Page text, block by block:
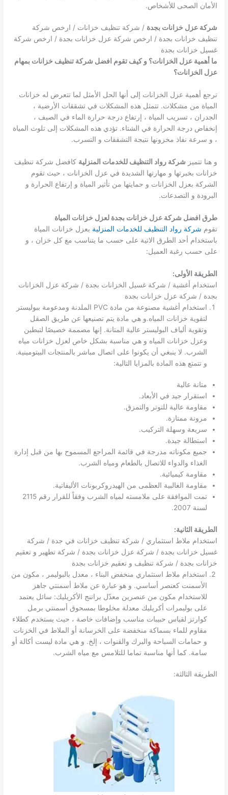
الأمان الصحى للأشخاص.
شركة عزل خزانات بجدة / شركة تنظيف خزانات / ارخص شركة
تنظيف خزانات بجدة / ارخص شركة عزل خزانات بجدة / ارخص شركة
غسيل خزانات بجدة
ما أهمية عزل الخزانات؟ و كيف تقوم افضل شركة تنظيف خزانات بمهام
عزل الخزانات؟
ترجع أهمية عزل الخزانات إلى أنها الحل الأمثل لما تتعرض له خزانات
المياة من مشكلات. تتمثل هذه المشكلات في تشققات الأرضية ،
الجدران ، تسريب المياة ، إرتفاع درجة حرارة الماء في الصيف ،
إنخفاض درجة الحرارة في الشتاء. تؤدي هذه المشكلات إلى تلوث المياة
، و سرعة نفاذ مخزونها نتيجة التشققات و التسرب.
و هنا تتميز شركة رواد التنظيف للخدمات المنزلية كافضل شركة تنظيف
خزانات بخبرتها و مهارتها الشديدة في عزل الخزانات ، حيث تقوم
الشركة بعزل الخزانات و حمايتها من تأثير المياة و إرتفاع الحرارة و
البرودة و التصدعات.
طرق افضل شركة عزل خزانات بجدة لعزل خزانات المياة
تقوم شركة رواد التنظيف للخدمات المنزلية بعزل خزانات المياة
باستخدام أحد الطرق الاتية على حسب ما يتناسب مع كل خزان ، و
على حسب رغبة العميل:
الطريقة الأولى:
استخدام أغشية / شركة غسيل الخزانات بجدة / شركة عزل الخزانات
بجدة / شركة عزل خزانات بجدة
استخدام أغشية مصنوعة من مادة PVC الملدنة ومدعومة ببوليستر
لتقوية خزانات المياه.و هي مادة يتم تصنيعها عن طريق الصقل
وتقوية ألياف البوليستر عالية المتانة. إنها مصممة خصيصًا لتبطين
وعزل خزانات المياه و هي مناسبة بشكل خاص لعزل خزانات مياه
الشرب. لا ينبغي أن يكونوا على اتصال مباشر بالمنتجات البيتومينية.
و تتمتع هذه المادة بالمزايا التالية:
متانة عالية
استقرار جيد في الأبعاد.
مقاومة عالية للتوتر والتمزق.
مرونة ممتازة.
سريعة وسهلة التركيب.
استطالة جيدة.
جميع مكوناته مدرجة في قائمة المراجع المسموح بها من قبل إدارة
الغذاء والدواء للاتصال بالطعام ومياه الشرب.
مقاومة كيميائية.
مقاومة الغالبية العظمى من الهيدروكربونات الأليفاتية.
تمت الموافقة على ملامسته لمياه الشرب وفقاً للقرار رقم 2115
لسنة 2007.
الطريقة الثانية:
استخدام ملاط ​​استثماري / شركة تنظيف خزانات في جدة / شركة
غسيل خزانات بجدة / شركة عزل خزانات بجدة / شركة تطهير و تعقيم
خزانات بجدة / شركة تنظيف و تعقيم خزانات بجدة
استخدام ملاط ​​استثماري منخفض البناء ، معدل بالبوليمر ، مكون من
الأسمنت كعنصر أساسي. و هو عبارة عن ملاط ​​أسمنتي جاهز
للاستخدام مكون من عنصرين معدّل براتنج الأكريليك: سائل يعتمد
على بوليمرات أكريليك معدلة مخلوطا بمسحوق أسمنتي برمل
كوارتز لقياس حبيبات مناسب وإضافات خاصة ، حيث يستخدم كطلاء
مقاوم للماء بسماكة منخفضة على الخرسانة أو الملاط في الخزنات
و حمامات السباحة والبرك والقنوات ، إلخ. و هي مادة ليست أكالة أو
سامة. كما أنها مناسبة تماما للتلامس مع مياه الشرب.
الطريقة الثالثة: